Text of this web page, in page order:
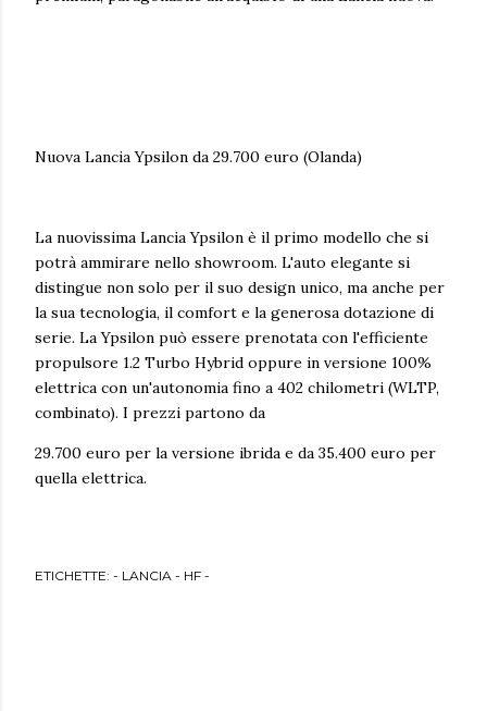
Nuova Lancia Ypsilon da 29.700 euro (Olanda)
La nuovissima Lancia Ypsilon è il primo modello che si
potrà ammirare nello showroom. L'auto elegante si
distingue non solo per il suo design unico, ma anche per
la sua tecnologia, il comfort e la generosa dotazione di
serie. La Ypsilon può essere prenotata con l'efficiente
propulsore 1.2 Turbo Hybrid oppure in versione 100%
elettrica con un'autonomia fino a 402 chilometri (WLTP,
combinato). I prezzi partono da
29.700 euro per la versione ibrida e da 35.400 euro per
quella elettrica.
ETICHETTE: - LANCIA - HF -